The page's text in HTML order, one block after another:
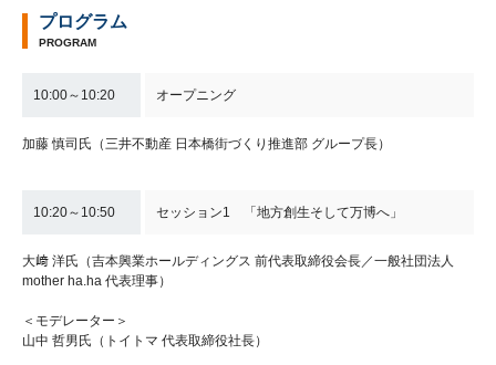
プログラム
PROGRAM
10:00～10:20 オープニング
加藤 慎司氏（三井不動産 日本橋街づくり推進部 グループ長）
10:20～10:50 セッション1 「地方創生そして万博へ」
大﨑 洋氏（吉本興業ホールディングス 前代表取締役会長／一般社団法人
mother ha.ha 代表理事）
＜モデレーター＞
山中 哲男氏（トイトマ 代表取締役社長）